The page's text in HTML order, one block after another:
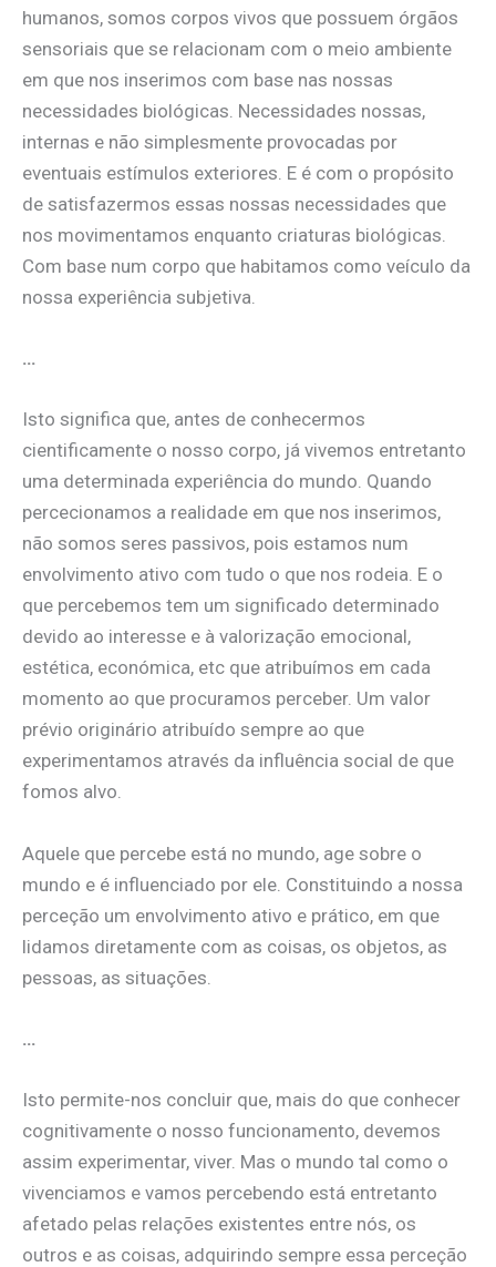
humanos, somos corpos vivos que possuem órgãos
sensoriais que se relacionam com o meio ambiente
em que nos inserimos com base nas nossas
necessidades biológicas. Necessidades nossas,
internas e não simplesmente provocadas por
eventuais estímulos exteriores. E é com o propósito
de satisfazermos essas nossas necessidades que
nos movimentamos enquanto criaturas biológicas.
Com base num corpo que habitamos como veículo da
nossa experiência subjetiva.
…
Isto significa que, antes de conhecermos
cientificamente o nosso corpo, já vivemos entretanto
uma determinada experiência do mundo. Quando
percecionamos a realidade em que nos inserimos,
não somos seres passivos, pois estamos num
envolvimento ativo com tudo o que nos rodeia. E o
que percebemos tem um significado determinado
devido ao interesse e à valorização emocional,
estética, económica, etc que atribuímos em cada
momento ao que procuramos perceber. Um valor
prévio originário atribuído sempre ao que
experimentamos através da influência social de que
fomos alvo.
Aquele que percebe está no mundo, age sobre o
mundo e é influenciado por ele. Constituindo a nossa
perceção um envolvimento ativo e prático, em que
lidamos diretamente com as coisas, os objetos, as
pessoas, as situações.
…
Isto permite-nos concluir que, mais do que conhecer
cognitivamente o nosso funcionamento, devemos
assim experimentar, viver. Mas o mundo tal como o
vivenciamos e vamos percebendo está entretanto
afetado pelas relações existentes entre nós, os
outros e as coisas, adquirindo sempre essa perceção